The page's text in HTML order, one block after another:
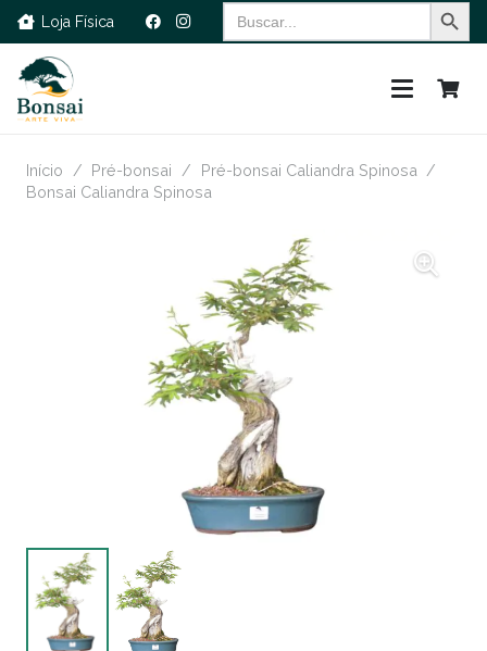
Loja Física
Search
for:
Início / Pré-bonsai / Pré-bonsai Caliandra Spinosa /
Bonsai Caliandra Spinosa